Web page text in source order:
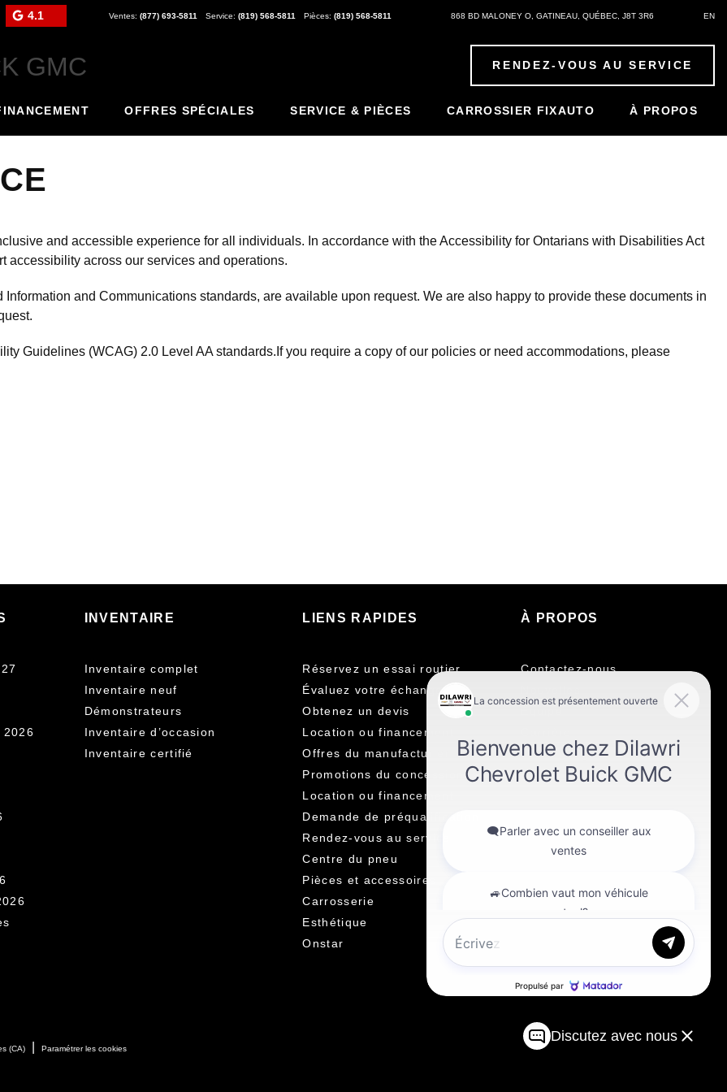
4.1 Ventes: (877) 693-5811 Service: (819) 568-5811 Pièces: (819) 568-5811 868 BD MALONEY O GATINEAU QUÉBEC J8T 3R6 EN
RENDEZ-VOUS AU SERVICE
OFFRES SPÉCIALES SERVICE & PIÈCES CARROSSIER FIXAUTO À PROPOS
and accessible experience for all individuals. In accordance with the Accessibility for Ontarians with Disabilities Act
accessibility across our services and operations.
and Communications standards, are available upon request. We are also happy to provide these documents in
Guidelines (WCAG) 2.0 Level AA standards.If you require a copy of our policies or need accommodations, please
2026
INVENTAIRE
Inventaire complet
Inventaire neuf
Démonstrateurs
Inventaire d’occasion
Inventaire certifié
LIENS RAPIDES
Réservez un essai routier
Évaluez votre échange
Obtenez un devis
Location ou financement
Offres du manufacturier
Promotions du concessionnaire
Location ou financement
Demande de préqualification
Rendez-vous au service
Centre du pneu
Pièces et accessoires
Carrosserie
Esthétique
Onstar
À PROPOS
Contactez-nous
Équipe
Témoignages
(CA) Paramétrer les cookies
Discutez avec nous